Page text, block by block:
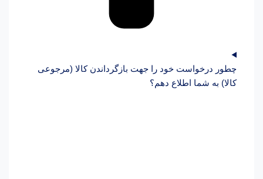
چطور درخواست خود را جهت بازگرداندن کالا (مرجوعی
کالا) به شما اطلاع دهم؟